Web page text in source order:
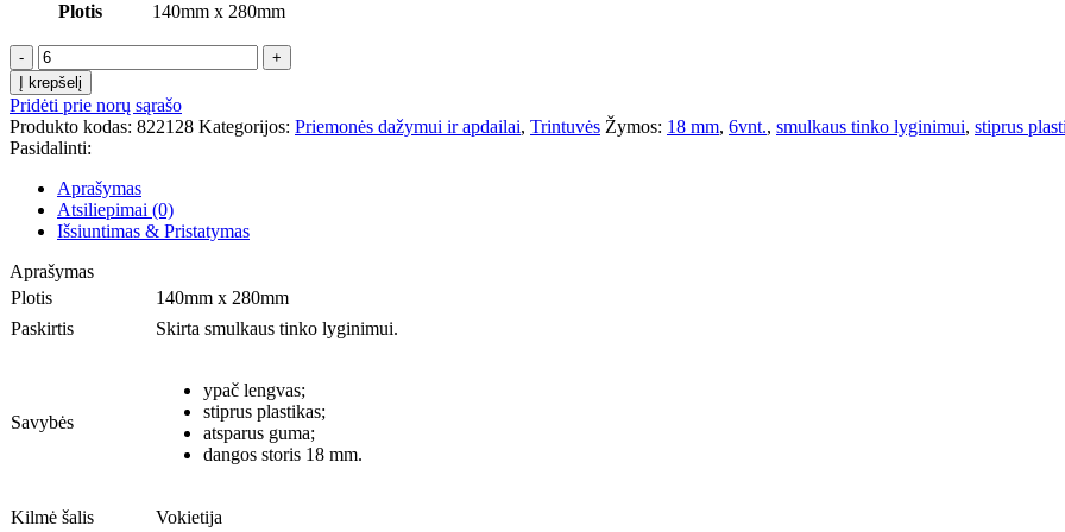
Plotis 140mm x 280mm
produkto
kiekis:
Trintuvė
plastikinė
MAKO
PREMIUM,
822128,
140mm
x
280mm
Į krepšelį
Pridėti prie norų sąrašo
Produkto kodas: 822128 Kategorijos: Priemonės dažymui ir apdailai, Trintuvės Žymos: 18 mm, 6vnt., smulkaus tinko lyginimui, stiprus
Pasidalinti:
Aprašymas
Atsiliepimai (0)
Išsiuntimas & Pristatymas
Aprašymas
Plotis
140mm x 280mm
Paskirtis
Skirta smulkaus tinko lyginimui.
Savybės
ypač lengvas;
stiprus plastikas;
atsparus guma;
dangos storis 18 mm.
Kilmė šalis Vokietija